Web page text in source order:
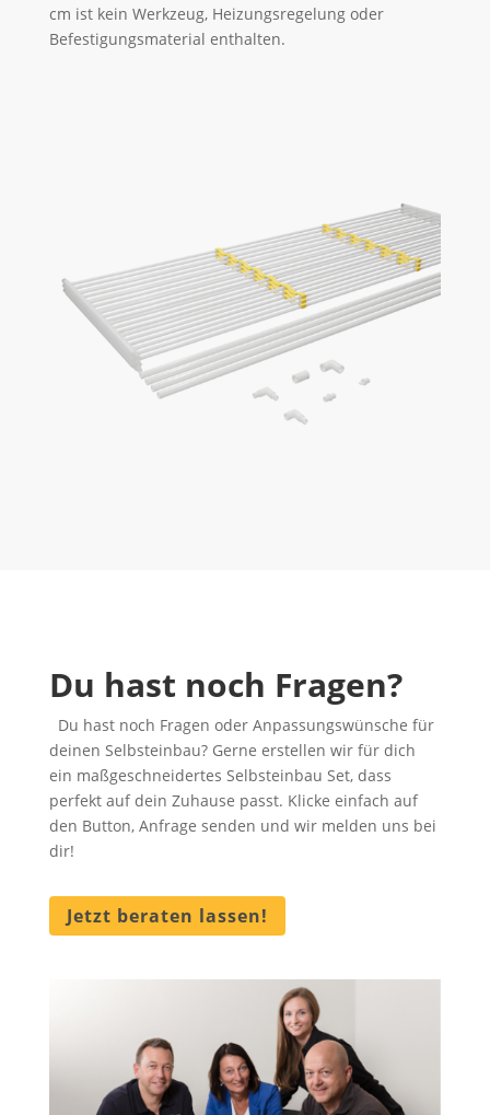
cm ist kein Werkzeug, Heizungsregelung oder
Befestigungsmaterial enthalten.
Du hast noch Fragen?
Du hast noch Fragen oder Anpassungswünsche für
deinen Selbsteinbau? Gerne erstellen wir für dich
ein maßgeschneidertes Selbsteinbau Set, dass
perfekt auf dein Zuhause passt. Klicke einfach auf
den Button, Anfrage senden und wir melden uns bei
dir!
Jetzt beraten lassen!